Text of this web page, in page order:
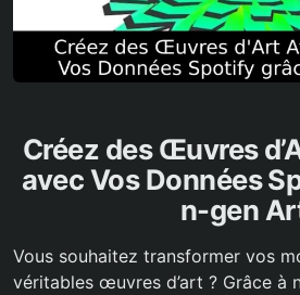
Créez des Œuvres
avec Vos Données
n-gen
Vous souhaitez transformer vos
véritables œuvres d’art ? Grâce à